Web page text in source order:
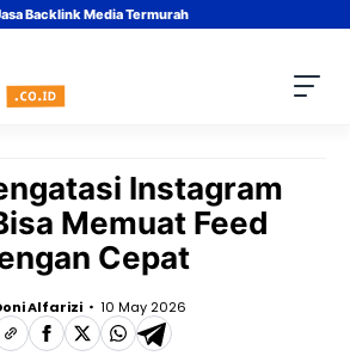
Backlink Media Termurah
Instagram
Memuat Feed
Cepat
Alfarizi 10 May 2026